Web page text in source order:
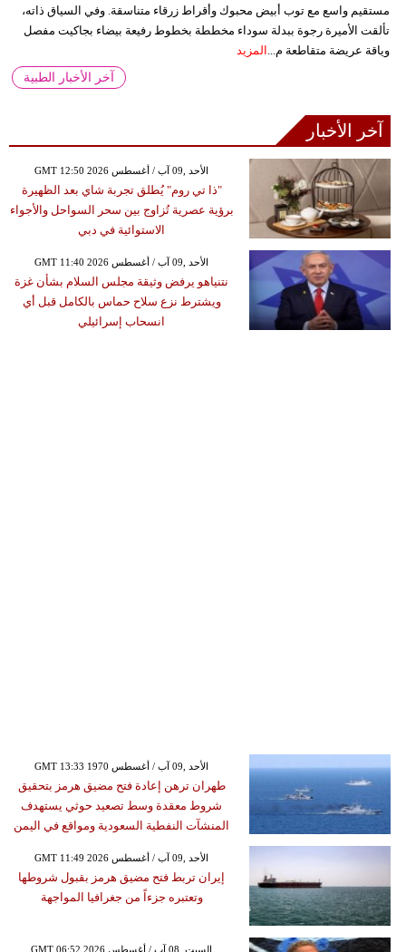
مستقيم واسع مع توب أبيض محبوك وأقراط زرقاء متناسقة. وفي السياق ذاته،
تألقت الأميرة رجوة ببدلة سوداء مخططة بخطوط رفيعة بيضاء بجاكيت مفصل
وياقة عريضة متقاطعة م... المزيد
آخر الأخبار الطبية
آخر الأخبار
GMT 12:50 2026 الأحد ,09 آب / أغسطس
"ذا تي روم" يُطلق تجربة شاي بعد الظهيرة
برؤية عصرية تُزاوج بين سحر السواحل والأجواء
الاستوائية في دبي
GMT 11:40 2026 الأحد ,09 آب / أغسطس
نتنياهو يرفض وثيقة مجلس السلام بشأن غزة
ويشترط نزع سلاح حماس بالكامل قبل أي
انسحاب إسرائيلي
GMT 13:33 1970 الأحد ,09 آب / أغسطس
طهران ترهن إعادة فتح مضيق هرمز بتحقيق
شروط معقدة وسط تصعيد حوثي يستهدف
المنشآت النفطية السعودية ومواقع في اليمن
GMT 11:49 2026 الأحد ,09 آب / أغسطس
إيران تربط فتح مضيق هرمز بقبول شروطها
وتعتبره جزءاً من جغرافيا المواجهة
GMT 06:52 2026 السبت ,08 آب / أغسطس